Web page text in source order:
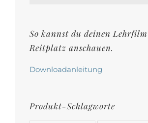
Produktseite
gewählt
werden
So kannst du deinen
Reitplatz anschauen.
Downloadanleitung
Produkt-Schlagworte